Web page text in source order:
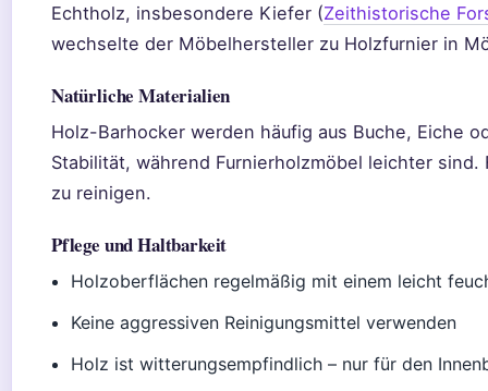
Echtholz, insbesondere Kiefer (Zeithistorische
wechselte der Möbelhersteller zu Holzfurnier in
Natürliche Materialien
Holz-Barhocker werden häufig aus Buche, Eiche
Stabilität, während Furnierholzmöbel leichter
zu reinigen.
Pflege und Haltbarkeit
Holzoberflächen regelmäßig mit einem leicht
Keine aggressiven Reinigungsmittel verwenden
Holz ist witterungsempfindlich – nur für den